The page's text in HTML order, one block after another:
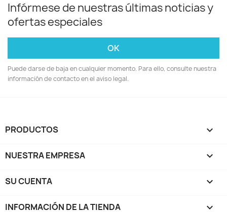
Infórmese de nuestras últimas noticias y
ofertas especiales
Puede darse de baja en cualquier momento. Para ello, consulte nuestra
información de contacto en el aviso legal.
PRODUCTOS 
NUESTRA EMPRESA 
SU CUENTA 
INFORMACIÓN DE LA TIENDA keyboard_arrow_down